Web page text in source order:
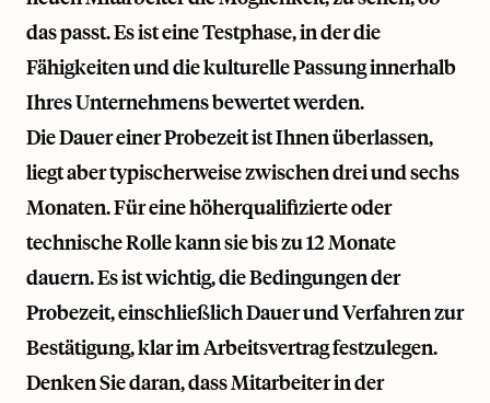
das passt. Es ist eine Testphase, in der die
Fähigkeiten und die kulturelle Passung innerhalb
Ihres Unternehmens bewertet werden.
Die Dauer einer Probezeit ist Ihnen überlassen,
liegt aber typischerweise zwischen drei und sechs
Monaten. Für eine höherqualifizierte oder
technische Rolle kann sie bis zu 12 Monate
dauern. Es ist wichtig, die Bedingungen der
Probezeit, einschließlich Dauer und Verfahren zur
Bestätigung, klar im Arbeitsvertrag festzulegen.
Denken Sie daran, dass Mitarbeiter in der